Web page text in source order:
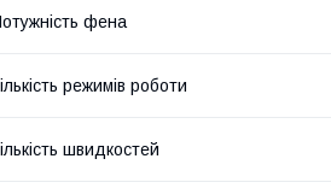
фена
режимів роботи
швидкостей